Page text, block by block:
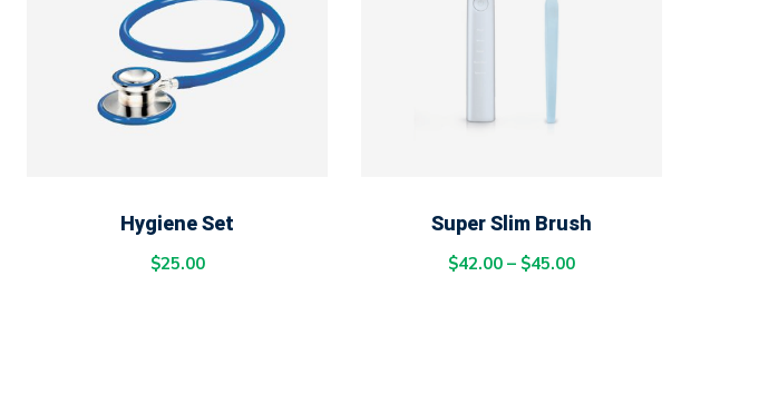
Hygiene Set
$25.00
Super Slim Brush
$42.00 – $45.00